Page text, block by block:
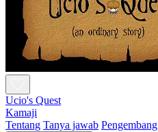
Ucio's Quest
Kamaji
Tentang Tanya jawab Pengembang